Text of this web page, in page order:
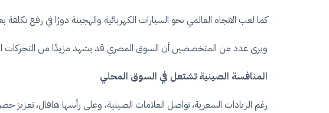
كما لعب الاتجاه العالمي نحو السيارات الكهربائية والهجينة دورًا في رفع
ويرى عدد من المتخصصين أن السوق المصري قد يشهد مزيدًا من التحركات
المنافسة الصينية تشتعل في السوق المحلي
رغم الزيادات السعرية، تواصل العلامات الصينية، وعلى رأسها هافال،